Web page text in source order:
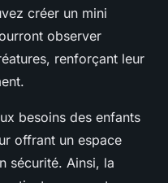
créer un mini
observer
renforçant leur
besoins des enfants
offrant un espace
sécurité. Ainsi, la